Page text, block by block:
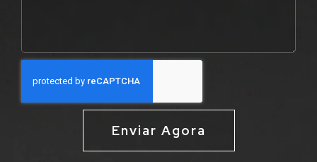
Enviar Agora